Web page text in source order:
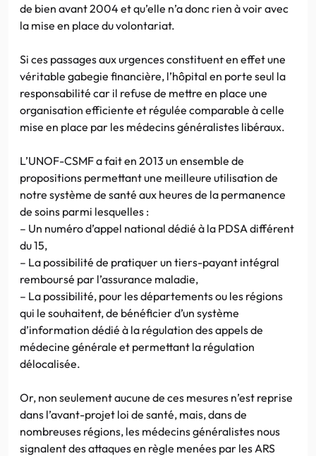
de bien avant 2004 et qu’elle n’a donc rien à voir avec
la mise en place du volontariat.
Si ces passages aux urgences constituent en effet une
véritable gabegie financière, l’hôpital en porte seul la
responsabilité car il refuse de mettre en place une
organisation efficiente et régulée comparable à celle
mise en place par les médecins généralistes libéraux.
L’UNOF-CSMF a fait en 2013 un ensemble de
propositions permettant une meilleure utilisation de
notre système de santé aux heures de la permanence
de soins parmi lesquelles :
– Un numéro d’appel national dédié à la PDSA différent
du 15,
– La possibilité de pratiquer un tiers-payant intégral
remboursé par l’assurance maladie,
– La possibilité, pour les départements ou les régions
qui le souhaitent, de bénéficier d’un système
d’information dédié à la régulation des appels de
médecine générale et permettant la régulation
délocalisée.
Or, non seulement aucune de ces mesures n’est reprise
dans l’avant-projet loi de santé, mais, dans de
nombreuses régions, les médecins généralistes nous
signalent des attaques en règle menées par les ARS